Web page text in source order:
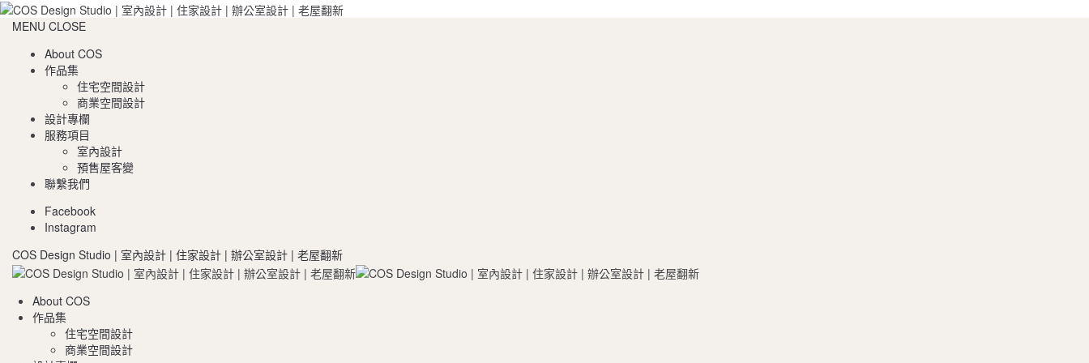
MENU CLOSE
About COS
作品集
住宅空間設計
商業空間設計
設計專欄
服務項目
室內設計
預售屋客變
聯繫我們
Facebook
Instagram
COS Design Studio | 室內設計 | 住家設計 | 辦公室設計 | 老屋翻新
About COS
作品集
住宅空間設計
商業空間設計